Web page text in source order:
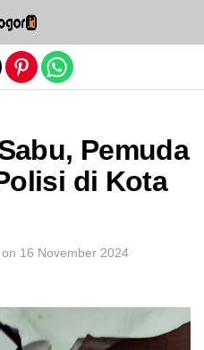
Pemuda
di Kota
on 16 November 2024
version